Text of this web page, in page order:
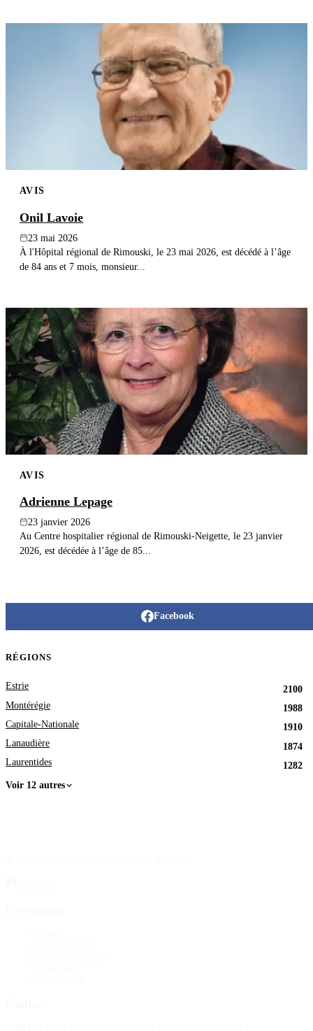
AVIS
Onil Lavoie
23 mai 2026
À l'Hôpital régional de Rimouski, le 23 mai 2026, est décédé à l’âge
de 84 ans et 7 mois, monsieur...
AVIS
Adrienne Lepage
23 janvier 2026
Au Centre hospitalier régional de Rimouski-Neigette, le 23 janvier
2026, est décédée à l’âge de 85...
Facebook
RÉGIONS
Estrie
2100
Montérégie
1988
Capitale-Nationale
1910
Lanaudière
1874
Laurentides
1282
Voir 12 autres